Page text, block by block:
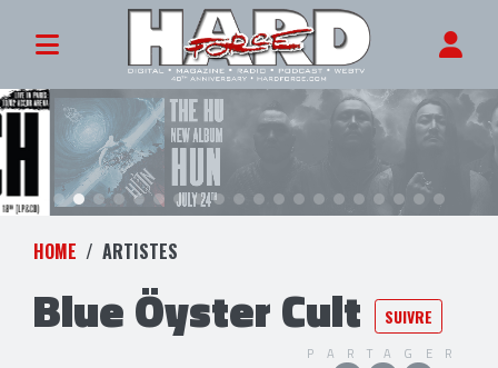
HOME ARTISTES
Blue Öyster Cult SUIVRE
PARTAGER